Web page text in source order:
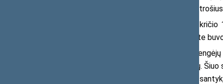
Vyriausybės pasiūlymą apibūdino A.
Prokurorų atlygio klausimas
Seimo posėdžių salę po to, kai komitete
Komitete šio klausimo išvadų
pozicijai pritarė 11 iš 12 komiteto narių.
užtikrinant ne mažesnį kaip 75 proc.